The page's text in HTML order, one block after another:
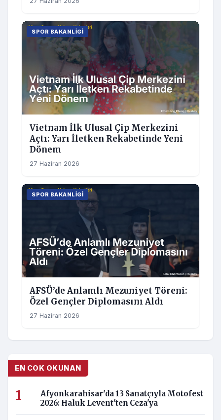
SPOR BAKANLIGI
Vietnam İlk Ulusal Çip Merkezini
Açtı: Yarı İletken Rekabetinde Yeni
Dönem
27 Haziran 2026
SPOR BAKANLIGI
AFSÜ’de Anlamlı Mezuniyet Töreni:
Özel Gençler Diplomasını Aldı
27 Haziran 2026
EN COK OKUNAN
Afyonkarahisar'da 13 Sanatçıyla Motofest
2026: Haluk Levent'ten Ceza'ya